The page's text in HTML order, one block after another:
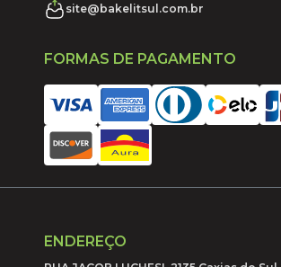
site@bakelitsul.com.br
FORMAS DE PAGAMENTO
ENDEREÇO